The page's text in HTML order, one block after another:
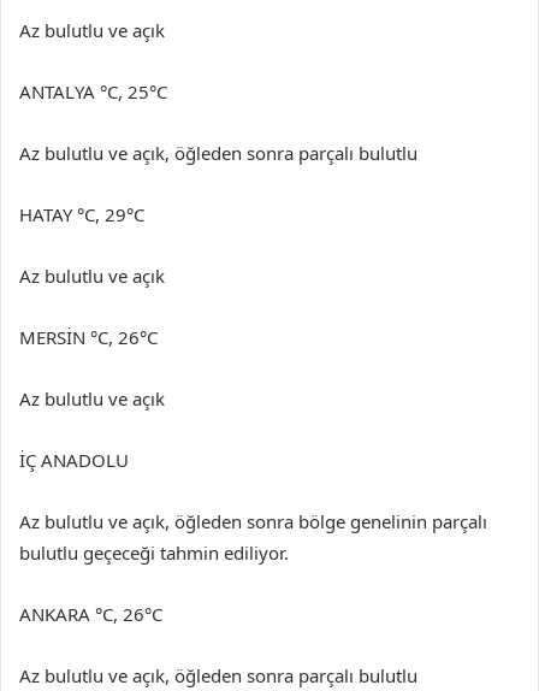
Az bulutlu ve açık
ANTALYA °C, 25°C
Az bulutlu ve açık, öğleden sonra parçalı bulutlu
HATAY °C, 29°C
Az bulutlu ve açık
MERSİN °C, 26°C
Az bulutlu ve açık
İÇ ANADOLU
Az bulutlu ve açık, öğleden sonra bölge genelinin parçalı
bulutlu geçeceği tahmin ediliyor.
ANKARA °C, 26°C
Az bulutlu ve açık, öğleden sonra parçalı bulutlu